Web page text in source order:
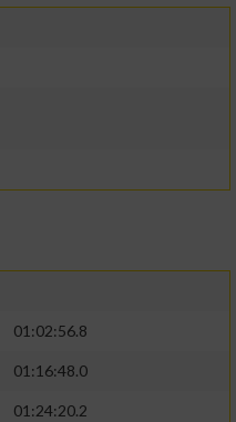
01:02:56.8
01:16:48.0
01:24:20.2